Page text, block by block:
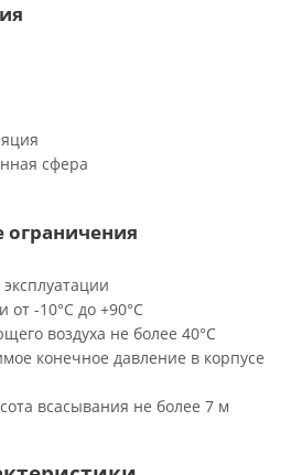
сфера
ограничения
от -10°C до +90°C
воздуха не более 40°C
конечное давление в корпусе
всасывания не более 7 м